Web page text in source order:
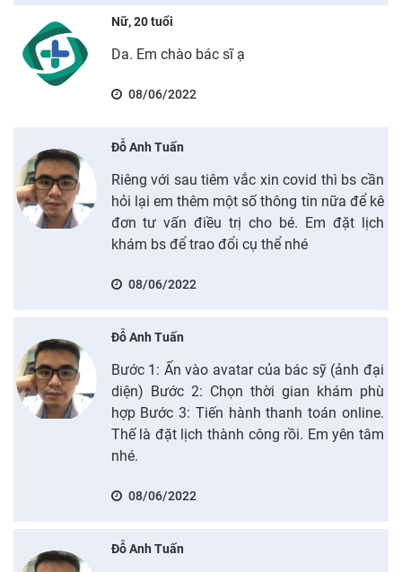
Nữ, 20 tuổi
Da. Em chào bác sĩ ạ
08/06/2022
Đỗ Anh Tuấn
Riêng với sau tiêm vắc xin covid thì bs cần
hỏi lại em thêm một số thông tin nữa để kê
đơn tư vấn điều trị cho bé. Em đặt lịch
khám bs để trao đổi cụ thể nhé
08/06/2022
Đỗ Anh Tuấn
Bước 1: Ấn vào avatar của bác sỹ (ảnh đại
diện) Bước 2: Chọn thời gian khám phù
hợp Bước 3: Tiến hành thanh toán online.
Thế là đặt lịch thành công rồi. Em yên tâm
nhé.
08/06/2022
Đỗ Anh Tuấn